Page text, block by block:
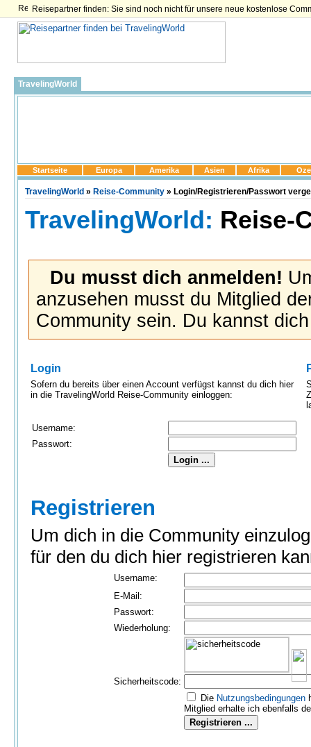
Reisepartner finden: Sie sind noch nicht für unsere neue kostenlose
TravelingWorld
Startseite Europa Amerika Asien Afrika
TravelingWorld » Reise-Community » Login/Registrieren/Passwort
TravelingWorld: Reise-
Du musst dich anmelden!
anzusehen musst du Mitglied
Community sein. Du kannst
Login
Sofern du bereits über einen Account verfügst kannst du dich hier
in die TravelingWorld Reise-Community einloggen:
Username:
Passwort:
Registrieren
Um dich in die Community
für den du dich hier registrieren
Username:
E-Mail:
Passwort:
Wiederholung:
Sicherheitscode:
Die Nutzungs­bedingungen
Mitglied erhalte ich ebenfalls